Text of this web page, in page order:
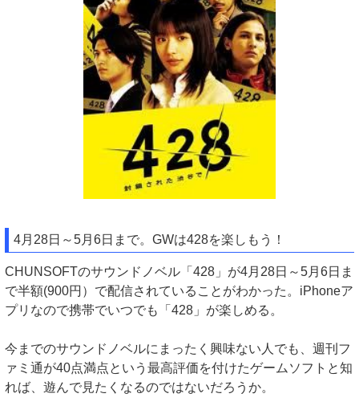
4月28日～5月6日まで。GWは428を楽しもう！
CHUNSOFTのサウンドノベル「428」が4月28日～5月6日ま
で半額(900円）で配信されていることがわかった。iPhoneア
プリなので携帯でいつでも「428」が楽しめる。
今までのサウンドノベルにまったく興味ない人でも、週刊フ
ァミ通が40点満点という最高評価を付けたゲームソフトと知
れば、遊んで見たくなるのではないだろうか。